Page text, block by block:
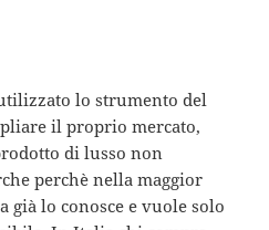
lo strumento del
il proprio mercato,
di lusso non
perchè nella maggior
già lo conosce e vuole solo